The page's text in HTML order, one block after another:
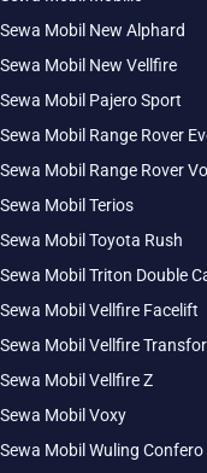
Sewa Mobil New Alphard
Sewa Mobil New Vellfire
Sewa Mobil Pajero Sport
Sewa Mobil Range Rover
Sewa Mobil Range Rover
Sewa Mobil Terios
Sewa Mobil Toyota Rush
Sewa Mobil Triton Double
Sewa Mobil Vellfire Facelift
Sewa Mobil Vellfire
Sewa Mobil Vellfire Z
Sewa Mobil Voxy
Sewa Mobil Wuling Confero